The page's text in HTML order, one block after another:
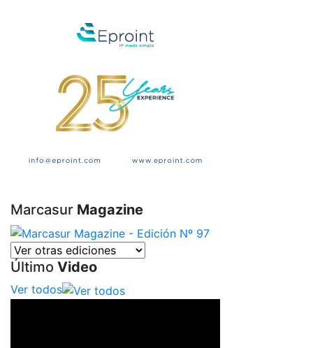
Marcasur Magazine
Último Video
Ver todos